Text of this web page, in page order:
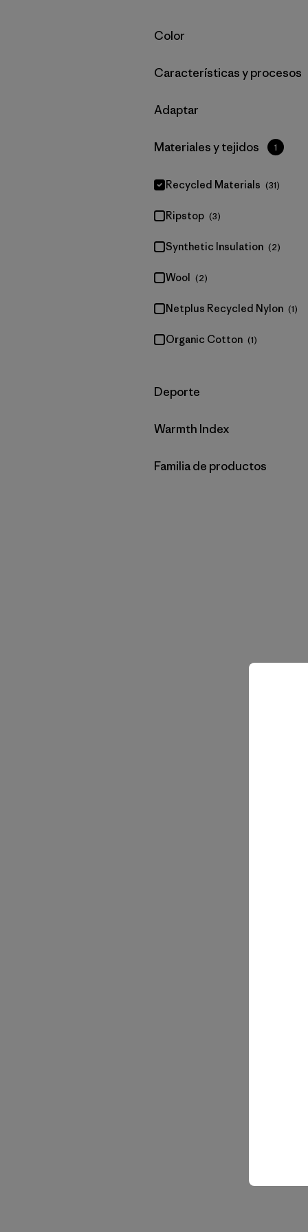
Filtrar por
Color
Filtrar por
Características y procesos
Filtrar por
Adaptar
Filtrar por
Materiales y tejidos 1
Recycled Materials (31)
Ripstop (3)
Synthetic Insulation (2)
Wool (2)
Netplus Recycled Nylon (1)
Organic Cotton (1)
Filtrar por
Deporte
Filtrar por
Warmth Index
Filtrar por
Familia de productos